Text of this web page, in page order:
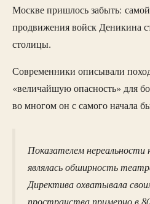
Москве пришлось забыть:
продвижения войск Деникина
столицы.
Современники описывали
«величайшую опасность» для
во многом он с самого начала
Показателем нереальности
являлась обширность
Директива охватывала
пространства примерно в